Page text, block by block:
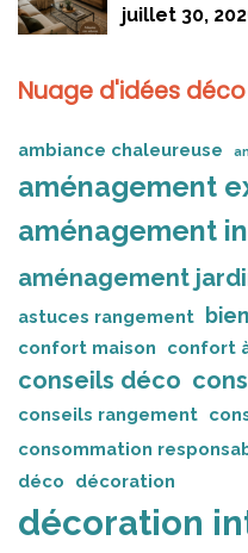
juillet 30,
Nuage d'idées déco
ambiance chaleureuse
aménagement
aménagement
aménagement
astuces rangement
confort maison
confort
conseils déco
conseils rangement
consommation
déco décoration
décoration